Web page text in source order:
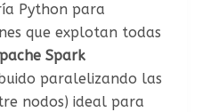
Python para
que explotan todas
Spark
paralelizando las
nodos) ideal para